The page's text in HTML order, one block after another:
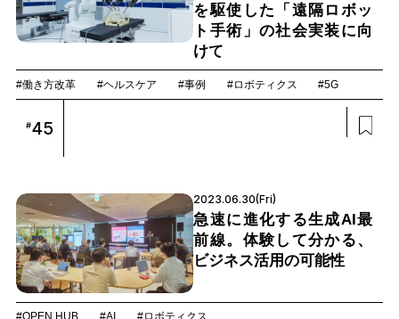
を駆使した「遠隔ロボッ
ト手術」の社会実装に向
けて
#働き方改革 #ヘルスケア #事例 #ロボティクス #5G
#45
2023.06.30(Fri)
急速に進化する生成AI最
前線。体験して分かる、
ビジネス活用の可能性
#OPEN HUB #AI #ロボティクス